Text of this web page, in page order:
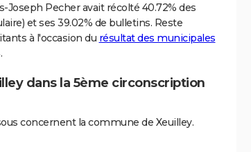
Joseph Pecher avait récolté 40.72% des
et ses 39.02% de bulletins. Reste
à l'occasion du résultat des municipales
dans la 5ème circonscription
concernent la commune de Xeuilley.